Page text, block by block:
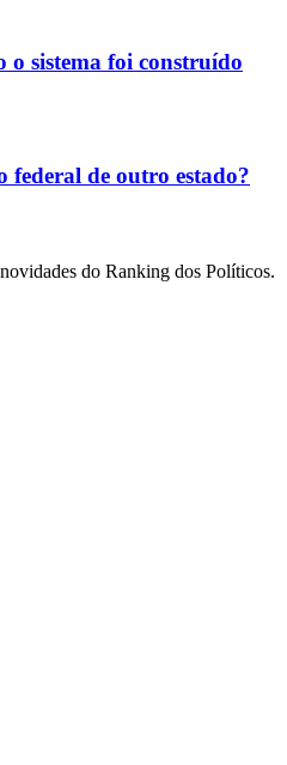
o sistema foi construído
federal de outro estado?
do Ranking dos Políticos.